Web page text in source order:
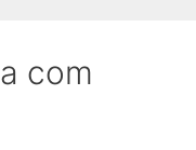
com